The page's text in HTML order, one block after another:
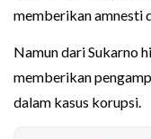
memberikan amnesti
Namun dari Sukarno
memberikan
dalam kasus korupsi.